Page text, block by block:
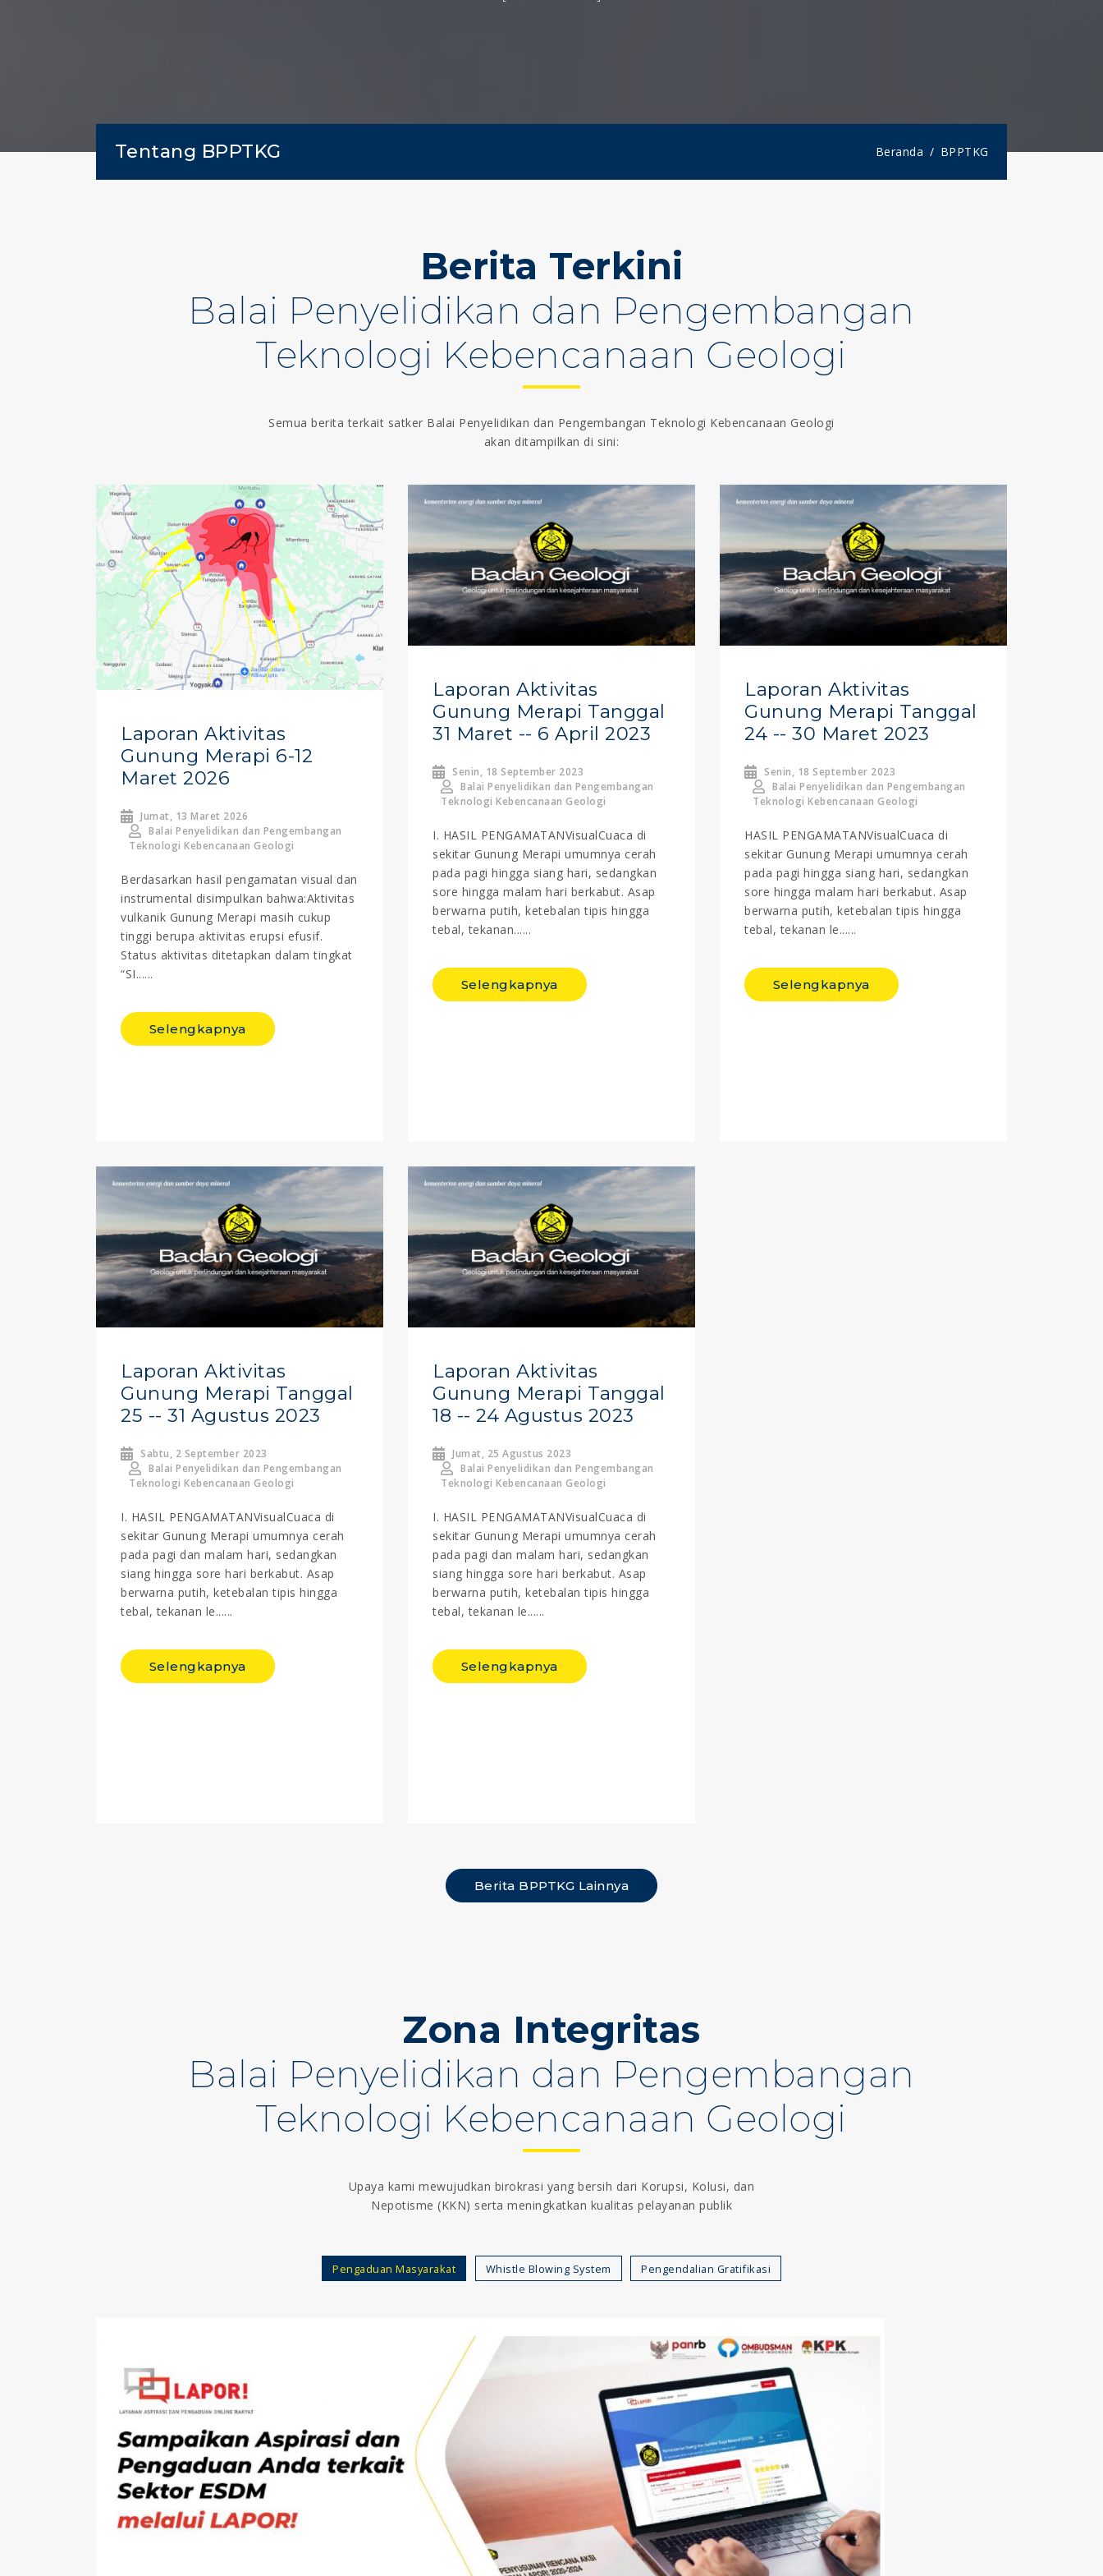
Tentang BPPTKG Beranda BPPTKG
Berita Terkini
Balai Penyelidikan dan Pengembangan
Teknologi Kebencanaan Geologi
Semua berita terkait satker Balai Penyelidikan dan Pengembangan Teknologi Kebencanaan Geologi
akan ditampilkan di sini:
Laporan Aktivitas
Gunung Merapi 6-12
Maret 2026
Jumat, 13 Maret 2026
Balai Penyelidikan dan Pengembangan
Teknologi Kebencanaan Geologi
Berdasarkan hasil pengamatan visual dan
instrumental disimpulkan bahwa:Aktivitas
vulkanik Gunung Merapi masih cukup
tinggi berupa aktivitas erupsi efusif.
Status aktivitas ditetapkan dalam tingkat
“SI......
Selengkapnya
Laporan Aktivitas
Gunung Merapi Tanggal
31 Maret -- 6 April 2023
Senin, 18 September 2023
Balai Penyelidikan dan Pengembangan
Teknologi Kebencanaan Geologi
I. HASIL PENGAMATANVisualCuaca di
sekitar Gunung Merapi umumnya cerah
pada pagi hingga siang hari, sedangkan
sore hingga malam hari berkabut. Asap
berwarna putih, ketebalan tipis hingga
tebal, tekanan......
Selengkapnya
Laporan Aktivitas
Gunung Merapi Tanggal
24 -- 30 Maret 2023
Senin, 18 September 2023
Balai Penyelidikan dan Pengembangan
Teknologi Kebencanaan Geologi
HASIL PENGAMATANVisualCuaca di
sekitar Gunung Merapi umumnya cerah
pada pagi hingga siang hari, sedangkan
sore hingga malam hari berkabut. Asap
berwarna putih, ketebalan tipis hingga
tebal, tekanan le......
Selengkapnya
Laporan Aktivitas
Gunung Merapi Tanggal
25 -- 31 Agustus 2023
Sabtu, 2 September 2023
Balai Penyelidikan dan Pengembangan
Teknologi Kebencanaan Geologi
I. HASIL PENGAMATANVisualCuaca di
sekitar Gunung Merapi umumnya cerah
pada pagi dan malam hari, sedangkan
siang hingga sore hari berkabut. Asap
berwarna putih, ketebalan tipis hingga
tebal, tekanan le......
Selengkapnya
Laporan Aktivitas
Gunung Merapi Tanggal
18 -- 24 Agustus 2023
Jumat, 25 Agustus 2023
Balai Penyelidikan dan Pengembangan
Teknologi Kebencanaan Geologi
I. HASIL PENGAMATANVisualCuaca di
sekitar Gunung Merapi umumnya cerah
pada pagi dan malam hari, sedangkan
siang hingga sore hari berkabut. Asap
berwarna putih, ketebalan tipis hingga
tebal, tekanan le......
Selengkapnya
Berita BPPTKG Lainnya
Zona Integritas
Balai Penyelidikan dan Pengembangan
Teknologi Kebencanaan Geologi
Upaya kami mewujudkan birokrasi yang bersih dari Korupsi, Kolusi, dan
Nepotisme (KKN) serta meningkatkan kualitas pelayanan publik
Pengaduan Masyarakat Whistle Blowing System Pengendalian Gratifikasi